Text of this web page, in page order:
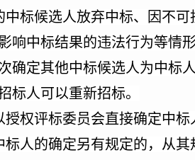
中标候选人放弃中标、因不
响中标结果的违法行为等情
确定其他中标候选人为中标
标人可以重新招标。
授权评标委员会直接确定中标
标人的确定另有规定的，从其